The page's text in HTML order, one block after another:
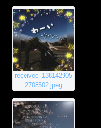
received_138142905
2708502.jpeg